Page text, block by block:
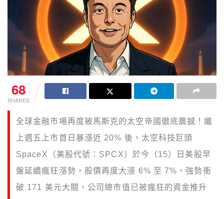
68
SHARES
全球金融市場再度被馬斯克的太空帝國徹底震撼！繼
上週五上市首日暴漲近 20% 後，太空科技巨頭
SpaceX（美股代號：SPCX）於今（15）日美股早
盤延續瘋狂漲勢，股價再度大漲 6% 至 7%，強勢衝
破 171 美元大關，公司總市值已被瘋狂的資金推升